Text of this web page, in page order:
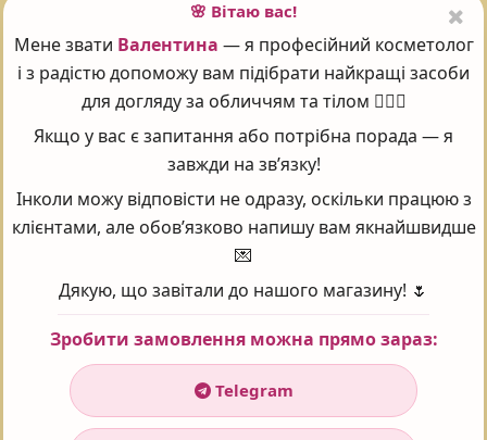
Benzoate, Sodium Metabisulfite, Sodium Phytate, Benzyl
Salicylate, Butylphenyl Methylpropional, Geraniol, Hexyl
Cinnamal, Hydroxyisohexyl 3-Cyclohexene
Carboxaldehyde, Limonene, Amyl Cinnamal.
Поставте оцінку 😍
Рейтинг:5
Проголосувало:101
🌸 Вітаю вас!
Мене звати Валентина — я професійний косметолог
і з радістю допоможу вам підібрати найкращі засоби
для догляду за обличчям та тілом 💆‍♀️✨
Якщо у вас є запитання або потрібна порада — я
завжди на зв’язку!
Інколи можу відповісти не одразу, оскільки працюю з
клієнтами, але обов’язково напишу вам якнайшвидше
💌
Дякую, що завітали до нашого магазину! 🌷
Зробити замовлення можна прямо зараз:
Telegram